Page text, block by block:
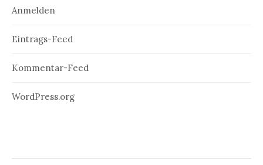
Anmelden
Eintrags-Feed
Kommentar-Feed
WordPress.org